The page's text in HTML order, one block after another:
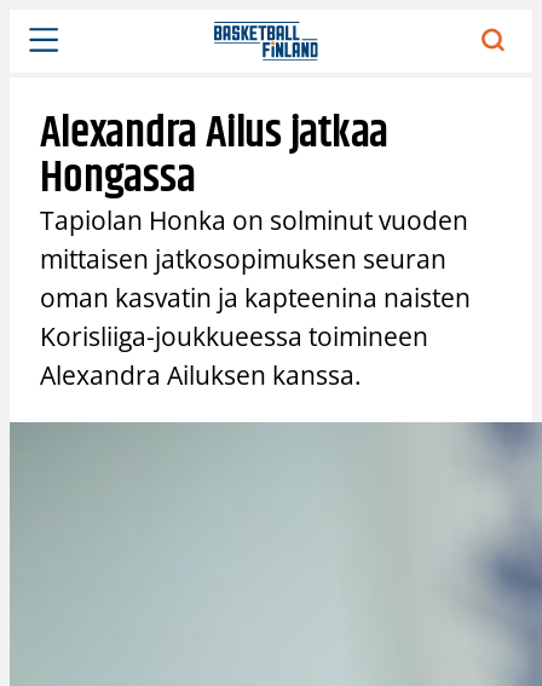
Siirry
sisältöön
Alexandra Ailus jatkaa
Hongassa
Tapiolan Honka on solminut vuoden
mittaisen jatkosopimuksen seuran
oman kasvatin ja kapteenina naisten
Korisliiga-joukkueessa toimineen
Alexandra Ailuksen kanssa.